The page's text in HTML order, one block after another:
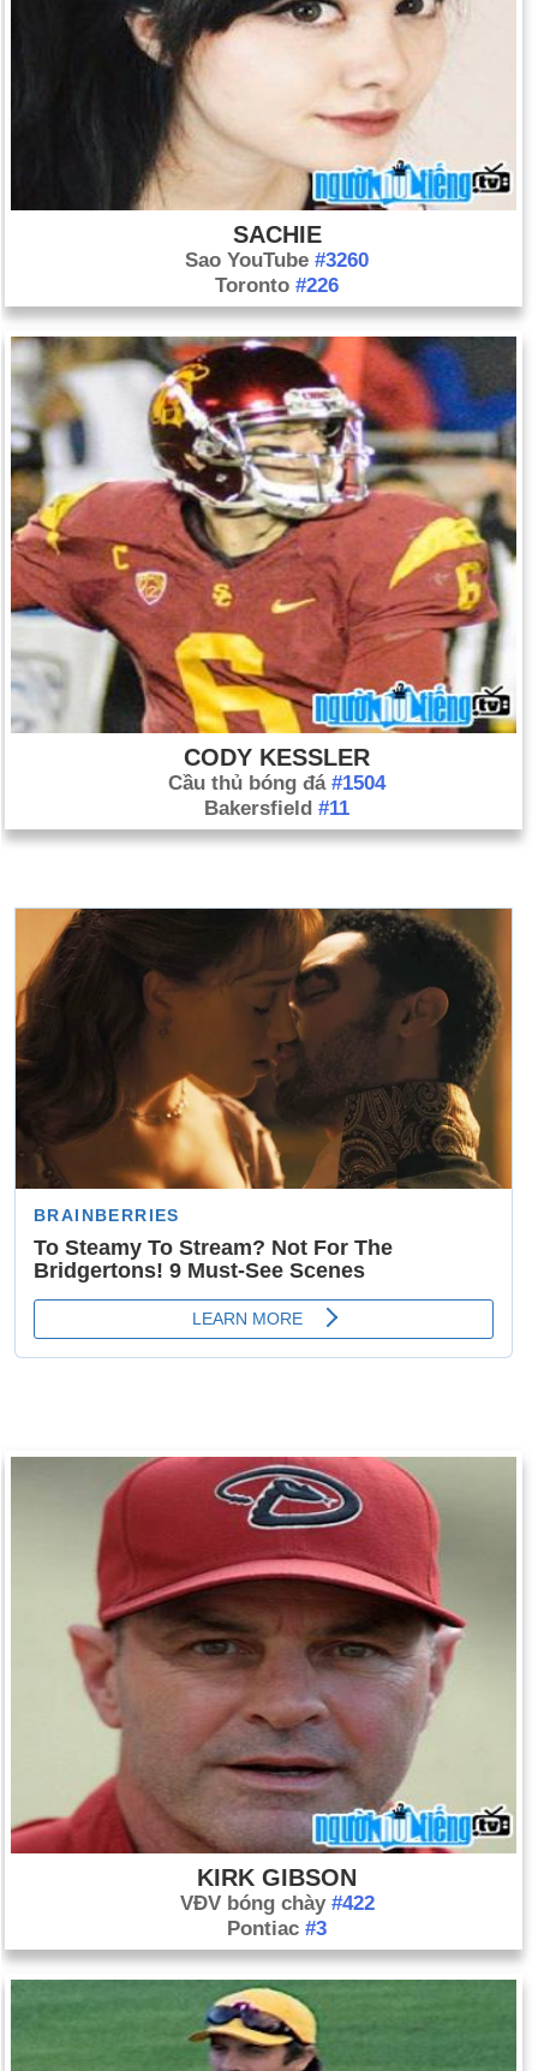
SACHIE
Sao YouTube #3260
Toronto #226
CODY KESSLER
Cầu thủ bóng đá #1504
Bakersfield #11
KIRK GIBSON
VĐV bóng chày #422
Pontiac #3